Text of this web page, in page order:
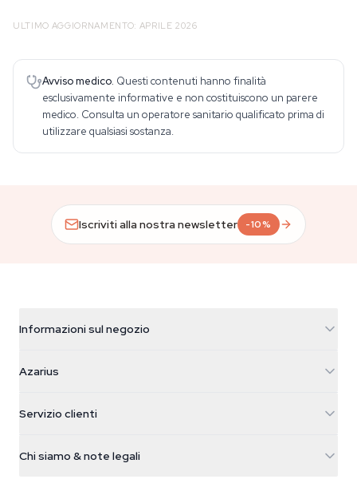
ULTIMO AGGIORNAMENTO: APRILE 2026
Avviso medico. Questi contenuti hanno finalità
esclusivamente informative e non costituiscono un parere
medico. Consulta un operatore sanitario qualificato prima di
utilizzare qualsiasi sostanza.
Iscriviti alla nostra newsletter -10%
Informazioni sul negozio
Galvaniweg 11
Nederland
+31(0)204897914
Azarius
Smokeshop
Servizio clienti
Chi siamo & note legali